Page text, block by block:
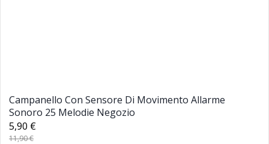
Campanello Con Sensore Di Movimento Allarme
Sonoro 25 Melodie Negozio
5,90 €
11,90 €